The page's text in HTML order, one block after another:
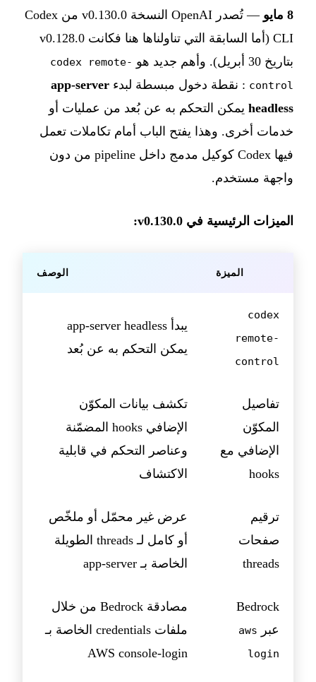
8 مايو
— تُصدر OpenAI النسخة v0.130.0 من Codex
CLI (أما السابقة التي تناولناها هنا فكانت v0.128.0
بتاريخ 30 أبريل). وأهم جديد هو
codex remote-
control : نقطة دخول مبسطة لبدء app-server
headless يمكن التحكم به عن بُعد من عمليات أو
خدمات أخرى. وهذا يفتح الباب أمام تكاملات تعمل
فيها Codex كوكيل مدمج داخل pipeline من دون
واجهة مستخدم.
الميزات الرئيسية في v0.130.0:
الميزة الوصف
codex
remote-
control
يبدأ app-server headless
يمكن التحكم به عن بُعد
تفاصيل
المكوّن
الإضافي مع
hooks
تكشف بيانات المكوّن
الإضافي hooks المضمّنة
وعناصر التحكم في قابلية
الاكتشاف
ترقيم
صفحات
threads
عرض غير محمّل أو ملخّص
أو كامل لـ threads الطويلة
الخاصة بـ app-server
Bedrock
عبر
aws
login
مصادقة Bedrock من خلال
ملفات credentials الخاصة بـ
AWS console-login